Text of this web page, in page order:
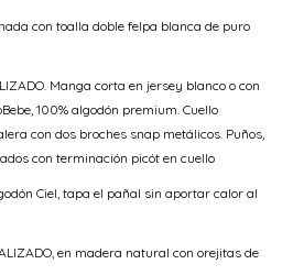
con toalla doble felpa blanca de puro
Manga corta en jersey blanco o con
100% algodón premium. Cuello
con dos broches snap metálicos. Puños,
con terminación picót en cuello
Ciel, tapa el pañal sin aportar calor al
en madera natural con orejitas de